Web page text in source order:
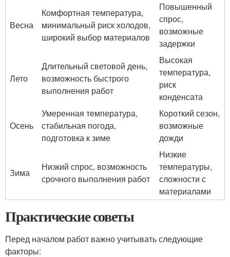
Весна
Комфортная температура,
минимальный риск холодов,
широкий выбор материалов
Повышенный
спрос,
возможные
задержки
Лето
Длительный световой день,
возможность быстрого
выполнения работ
Высокая
температура,
риск
конденсата
Осень
Умеренная температура,
стабильная погода,
подготовка к зиме
Короткий сезон,
возможные
дожди
Зима
Низкий спрос, возможность
срочного выполнения работ
Низкие
температуры,
сложности с
материалами
Практические советы
Перед началом работ важно учитывать следующие
факторы: